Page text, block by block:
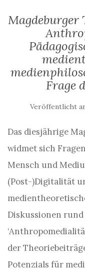
Magdeburger
Frage
Veröffentlicht
Das diesjährige
widmet sich
Mensch und
(Post-)Digitalität
Diskussionen
der
Potenzials für